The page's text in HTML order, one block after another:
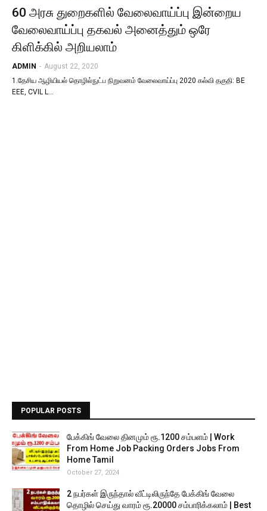
60 அரசு துறைகளில் வேலைவாய்ப்பு இன்றைய
வேலைவாய்ப்பு தகவல் அனைத்தும் ஒரே
கிளிக்கில் அறியலாம்
ADMIN - August 22, 2020
1.தேசிய ஆழியியல் தொழில்நுட்ப நிறுவனம் வேலைவாய்ப்பு 2020 கல்வி தகுதி: BE
EEE, CVIL L…
POPULAR POSTS
பேக்கிங் வேலை தினமும் ரூ.1200 சம்பளம் | Work
From Home Job Packing Orders Jobs From
Home Tamil
October 27, 2024
2 நபர்கள் இருந்தால் வீட்டிலிருந்தே பேக்கிங் வேலை
தொழில் செய்து வாரம் ரூ.20000 சம்பாரிக்கலாம் | Best